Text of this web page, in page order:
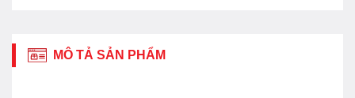
MÔ TẢ SẢN PHẨM